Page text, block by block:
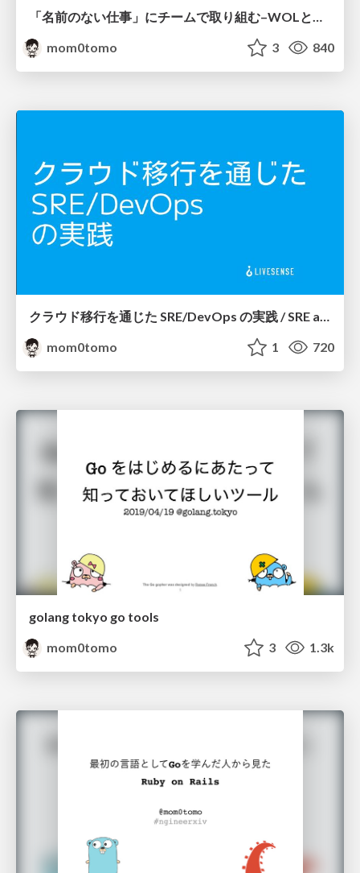
「名前のない仕事」にチームで取り組む–WOLとトラッキングツールの活用- / The SRE team's approach to unnamed work
mom0tomo
3 840
クラウド移行を通じた SRE/DevOps の実践 / SRE and DevOps Practice in Cloud Migration
mom0tomo
1 720
golang tokyo go tools
mom0tomo
3 1.3k